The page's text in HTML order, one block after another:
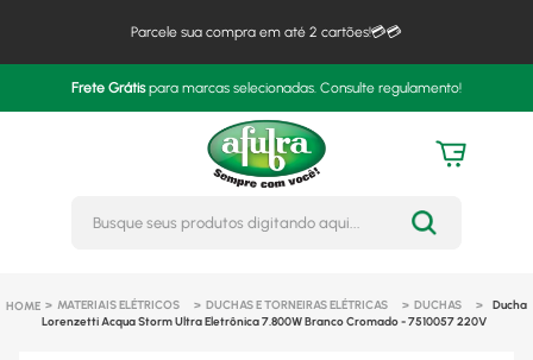
Parcele sua compra em até 2 cartões!💳💳
Frete Grátispara marcas selecionadas. Consulte regulamento!
Busque seus produtos
MATERIAIS ELÉTRICOS DUCHAS E TORNEIRAS ELÉTRICAS DUCHAS
Ducha
Lorenzetti Acqua Storm Ultra Eletrônica 7.800W Branco Cromado - 7510057 220V